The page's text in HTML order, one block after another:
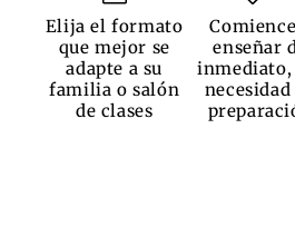
Elija el formato
que mejor se
adapte a su
familia o salón
de clases
enseñar
inmediato,
necesidad